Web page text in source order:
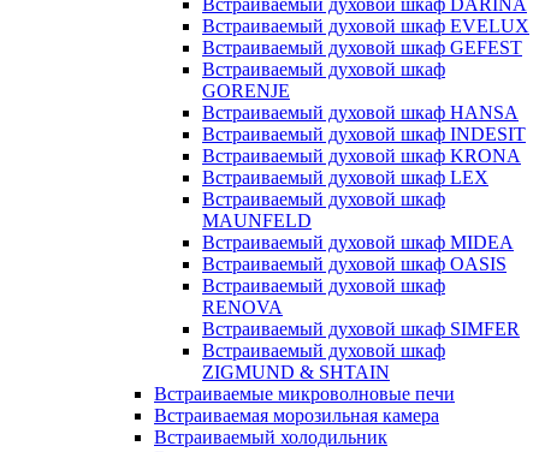
Встраиваемый духовой шкаф DARINA
Встраиваемый духовой шкаф EVELUX
Встраиваемый духовой шкаф GEFEST
Встраиваемый духовой шкаф
GORENJE
Встраиваемый духовой шкаф HANSA
Встраиваемый духовой шкаф INDESIT
Встраиваемый духовой шкаф KRONA
Встраиваемый духовой шкаф LEX
Встраиваемый духовой шкаф
MAUNFELD
Встраиваемый духовой шкаф MIDEA
Встраиваемый духовой шкаф OASIS
Встраиваемый духовой шкаф
RENOVA
Встраиваемый духовой шкаф SIMFER
Встраиваемый духовой шкаф
ZIGMUND & SHTAIN
Встраиваемые микроволновые печи
Встраиваемая морозильная камера
Встраиваемый холодильник